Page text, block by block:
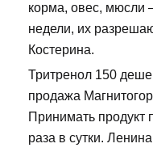
корма, овес, мюсли
недели, их
Костерина.
Тритренол 150
продажа
Принимать продукт
раза в сутки.